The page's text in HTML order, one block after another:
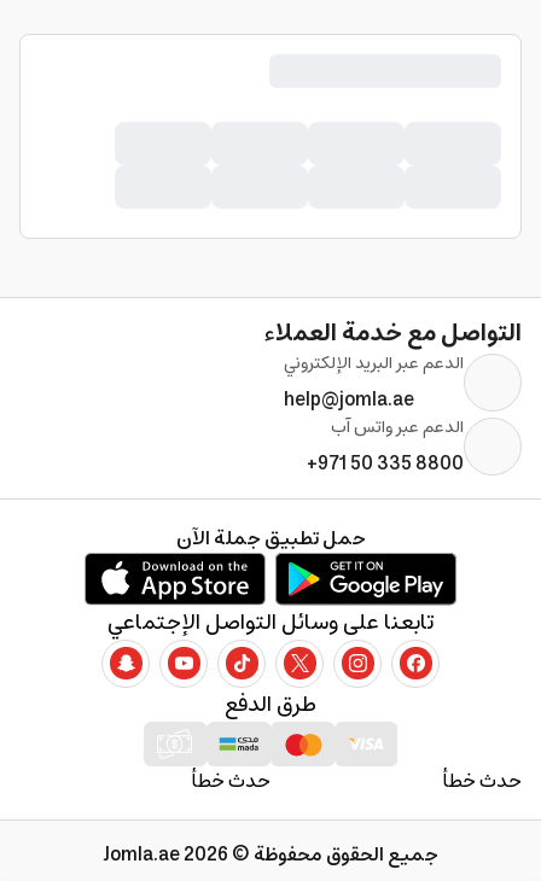
التواصل مع خدمة العملاء
الدعم عبر البريد الإلكتروني
help@jomla.ae
الدعم عبر واتس آب
+971 50 335 8800
حدث خطأ حدث خطأ
طرق الدفع
تابعنا على وسائل التواصل الإجتماعي
حمل تطبيق جملة الآن
جميع الحقوق محفوظة © 2026 Jomla.ae